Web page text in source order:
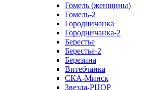
Гомель (женщины)
Гомель-2
Городничанка
Городничанка-2
Берестье
Берестье-2
Березина
Витебчанка
СКА-Минск
Звезда-РЦОР